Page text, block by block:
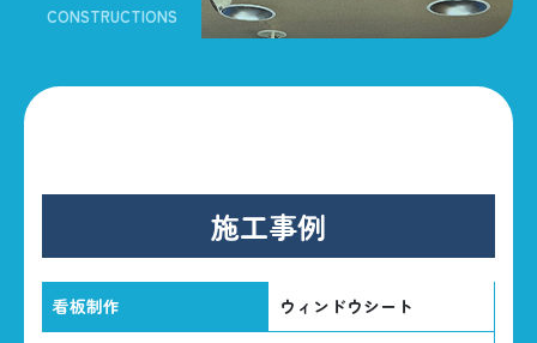
CONSTRUCTIONS
施工事例
看板制作 ウィンドウシート